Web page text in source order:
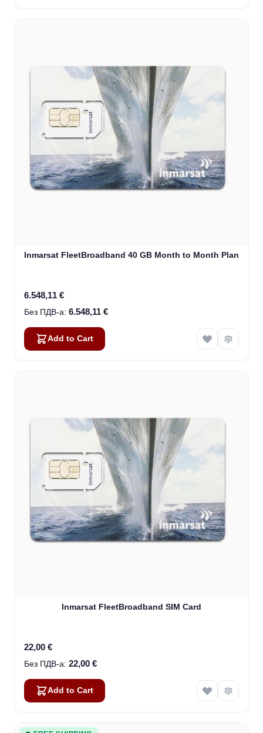
Inmarsat FleetBroadband 40 GB Month to Month Plan
6.548,11 €
6.548,11 €
Add to Cart
Inmarsat FleetBroadband SIM Card
22,00 €
22,00 €
Add to Cart